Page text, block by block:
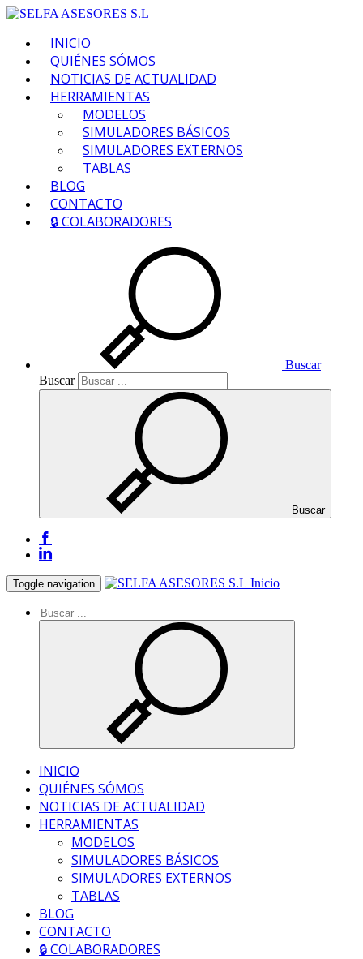
INICIO
QUIÉNES SÓMOS
NOTICIAS DE ACTUALIDAD
HERRAMIENTAS
MODELOS
SIMULADORES BÁSICOS
SIMULADORES EXTERNOS
TABLAS
BLOG
CONTACTO
🔒 COLABORADORES
Buscar
Buscar
Buscar
Toggle navigation Inicio
INICIO
QUIÉNES SÓMOS
NOTICIAS DE ACTUALIDAD
HERRAMIENTAS
MODELOS
SIMULADORES BÁSICOS
SIMULADORES EXTERNOS
TABLAS
BLOG
CONTACTO
🔒 COLABORADORES